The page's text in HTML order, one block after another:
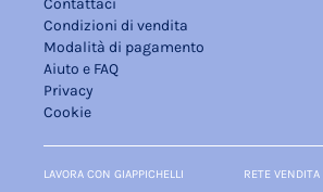
Contattaci
Condizioni di vendita
Modalità di pagamento
Aiuto e FAQ
Privacy
Cookie
LAVORA CON GIAPPICHELLI RETE VENDITA